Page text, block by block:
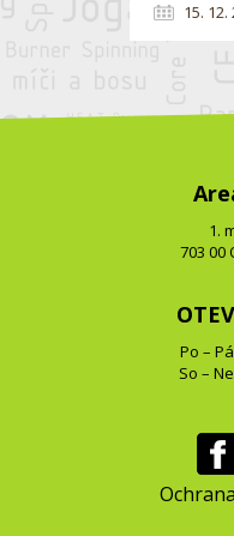
15. 12.
1.
703 00
Po –
So –